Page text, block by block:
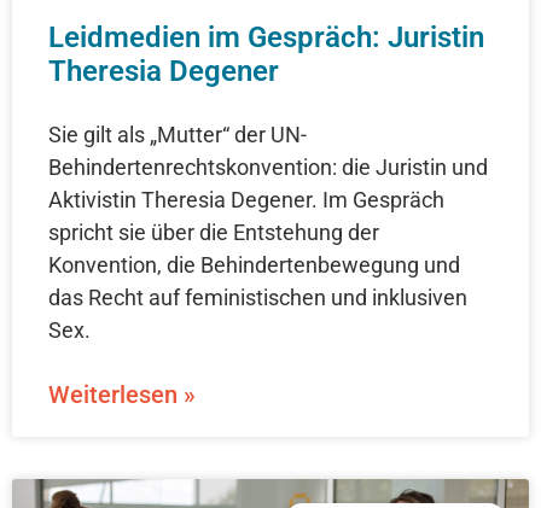
Leidmedien im Gespräch: Juristin
Theresia Degener
Sie gilt als „Mutter“ der UN-
Behindertenrechtskonvention: die Juristin und
Aktivistin Theresia Degener. Im Gespräch
spricht sie über die Entstehung der
Konvention, die Behindertenbewegung und
das Recht auf feministischen und inklusiven
Sex.
Weiterlesen »